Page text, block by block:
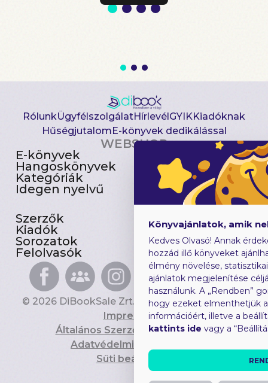
RólunkÜgyfélszolgálatHírlevél GYIKKiadóknak
Hűségjutalom E-könyvek dedikálással
WEBSHOP
E-könyvek
Hangoskönyvek
Kategóriák
Idegen nyelvű
Csomagajánlatok
Akciósak
Előjegyezhetők
Újdonságok
Szerzők
Kiadók
Sorozatok
Felolvasók
Gyerekkönyvek
Heti toplista
Ajándékutalvány
Blog
© 2026 DiBookSale Zrt. Minden jog fenntartva.
Impresszum
Általános Szerződési Feltételek
Adatvédelmi Tájékoztató
Süti beállítások
Könyvajánlatok, amik
Kedves Olvasó! Annak
hozzád illő könyveket
élmény növelése,
ajánlatok megjelenítése
használunk. A „Rendben”
hogy ezeket elmenthetjük
információért, illetve a
kattints ide vagy a